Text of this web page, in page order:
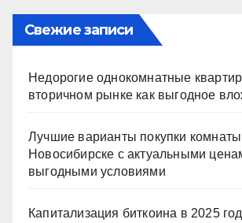
Свежие записи
Недорогие однокомнатные
вторичном рынке как выгодное
Лучшие варианты покупки
Новосибирске с актуальными
выгодными условиями
Капитализация биткоина в 2025